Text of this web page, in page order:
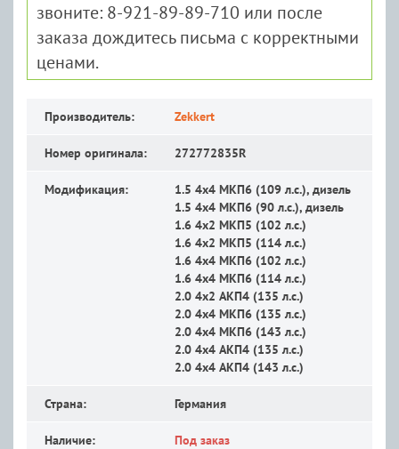
звоните: 8-921-89-89-710 или после
заказа дождитесь письма с корректными
ценами.
Производитель: Zekkert
Номер оригинала: 272772835R
Модификация:
1.5 4x4 MКП6 (109 л.с.), дизель
1.5 4x4 MКП6 (90 л.с.), дизель
1.6 4x2 MКП5 (102 л.с.)
1.6 4x2 MКП5 (114 л.с.)
1.6 4x4 MКП6 (102 л.с.)
1.6 4x4 MКП6 (114 л.с.)
2.0 4x2 АКП4 (135 л.с.)
2.0 4x4 MКП6 (135 л.с.)
2.0 4x4 MКП6 (143 л.с.)
2.0 4x4 АКП4 (135 л.с.)
2.0 4x4 АКП4 (143 л.с.)
Страна: Германия
Наличие: Под заказ